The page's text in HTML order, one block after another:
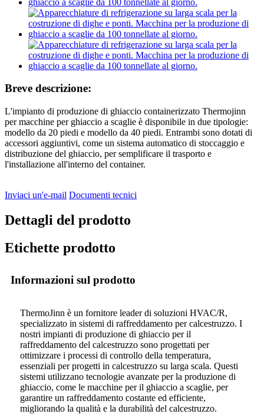
Breve descrizione:
L'impianto di produzione di ghiaccio containerizzato Thermojinn
per macchine per ghiaccio a scaglie è disponibile in due tipologie:
modello da 20 piedi e modello da 40 piedi. Entrambi sono dotati di
accessori aggiuntivi, come un sistema automatico di stoccaggio e
distribuzione del ghiaccio, per semplificare il trasporto e
l'installazione all'interno del container.
Inviaci un'e-mail Documenti tecnici
Dettagli del prodotto
Etichette prodotto
Informazioni sul prodotto
ThermoJinn è un fornitore leader di soluzioni HVAC/R,
specializzato in sistemi di raffreddamento per calcestruzzo. I
nostri impianti di produzione di ghiaccio per il
raffreddamento del calcestruzzo sono progettati per
ottimizzare i processi di controllo della temperatura,
essenziali per progetti in calcestruzzo su larga scala. Questi
sistemi utilizzano tecnologie avanzate per la produzione di
ghiaccio, come le macchine per il ghiaccio a scaglie, per
garantire un raffreddamento costante ed efficiente,
migliorando la qualità e la durabilità del calcestruzzo.